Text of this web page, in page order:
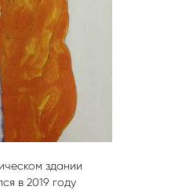
здании
в 2019 году